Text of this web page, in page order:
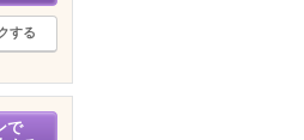
する
で